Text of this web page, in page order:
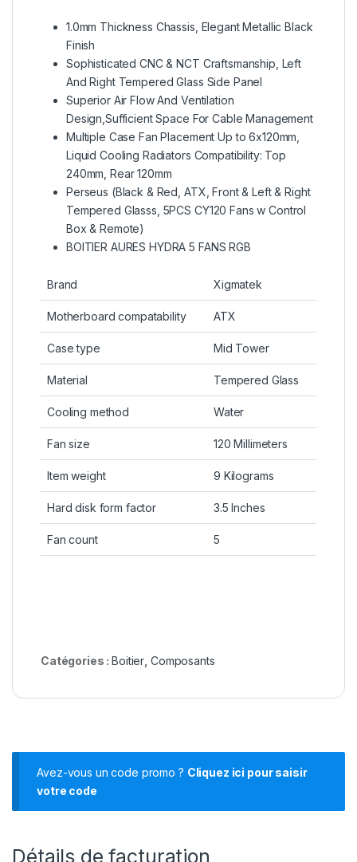
1.0mm Thickness Chassis, Elegant Metallic Black
Finish
Sophisticated CNC & NCT Craftsmanship, Left
And Right Tempered Glass Side Panel
Superior Air Flow And Ventilation
Design,Sufficient Space For Cable Management
Multiple Case Fan Placement Up to 6x120mm,
Liquid Cooling Radiators Compatibility: Top
240mm, Rear 120mm
Perseus (Black & Red, ATX, Front & Left & Right
Tempered Glasss, 5PCS CY120 Fans w Control
Box & Remote)
BOITIER AURES HYDRA 5 FANS RGB
Brand Xigmatek
Motherboard compatability ATX
Case type Mid Tower
Material Tempered Glass
Cooling method Water
Fan size 120 Millimeters
Item weight 9 Kilograms
Hard disk form factor 3.5 Inches
Fan count 5
Catégories :Boitier Composants
Avez-vous un code promo ? Cliquez ici pour saisir
votre code
Détails de facturation